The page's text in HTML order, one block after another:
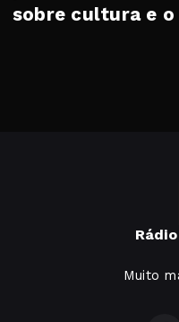
sobre cultura e
Muito